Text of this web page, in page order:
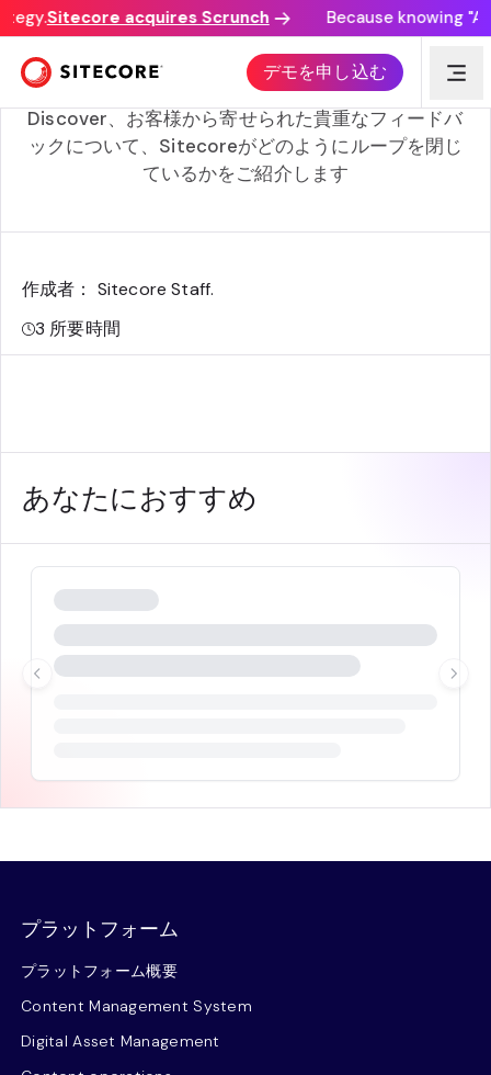
Sitecore acquires Scrunch Because knowing
デモを申し込む
皆様からのフィードバックがどのように私たちを前進させ
たか
Discover、お客様から寄せられた貴重なフィードバ
ックについて、Sitecoreがどのようにループを閉じ
ているかをご紹介します
作成者： Sitecore Staff.
3 所要時間
あなたにおすすめ
プラットフォーム
プラットフォーム概要
Content Management System
Digital Asset Management